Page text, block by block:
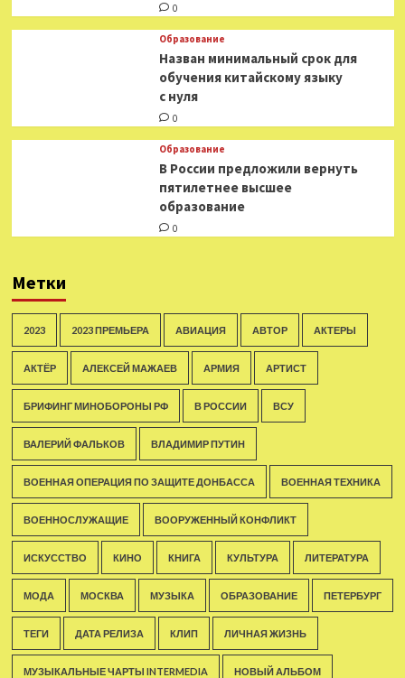
0
Образование
Назван минимальный срок для
обучения китайскому языку
с нуля
0
Образование
В России предложили вернуть
пятилетнее высшее
образование
0
Метки
2023 2023 ПРЕМЬЕРА АВИАЦИЯ АВТОР АКТЕРЫ
АКТЁР АЛЕКСЕЙ МАЖАЕВ АРМИЯ АРТИСТ
БРИФИНГ МИНОБОРОНЫ РФ В РОССИИ ВСУ
ВАЛЕРИЙ ФАЛЬКОВ ВЛАДИМИР ПУТИН
ВОЕННАЯ ОПЕРАЦИЯ ПО ЗАЩИТЕ ДОНБАССА ВОЕННАЯ ТЕХНИКА
ВОЕННОСЛУЖАЩИЕ ВООРУЖЕННЫЙ КОНФЛИКТ
ИСКУССТВО КИНО КНИГА КУЛЬТУРА ЛИТЕРАТУРА
МОДА МОСКВА МУЗЫКА ОБРАЗОВАНИЕ ПЕТЕРБУРГ
ТЕГИ ДАТА РЕЛИЗА КЛИП ЛИЧНАЯ ЖИЗНЬ
МУЗЫКАЛЬНЫЕ ЧАРТЫ INTERMEDIA НОВЫЙ АЛЬБОМ